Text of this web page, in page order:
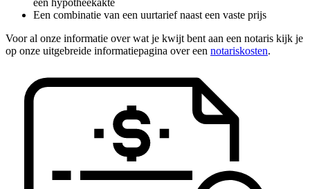
een hypotheekakte
Een combinatie van een uurtarief naast een vaste prijs
Voor al onze informatie over wat je kwijt bent aan een notaris kijk je
op onze uitgebreide informatiepagina over een notariskosten.